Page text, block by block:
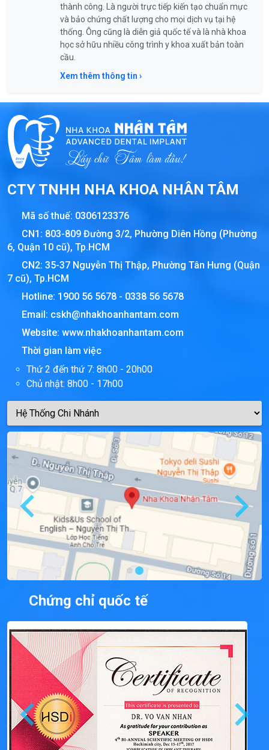
thành công. Là người trực tiếp kiến tạo chuẩn mực
và bảo chứng chất lượng cho mọi dịch vụ tại hệ
thống. Ông cũng là diễn giả quốc tế và là nhà khoa
học sở hữu nhiều công trình y khoa xuất bản toàn
cầu.
Xem thêm thông tin ›
CTY TNHH NHA KHOA NHÂN TÂM
Mã số thuế: 0306123376
CN1: 803-809 Đường 3/2, Phường Diên Hồng (Phường
6, Quận 10 cũ), Tp.HCM
CN2: 35-37 Nguyễn Thị Thập, Phường Tân Hưng (Quận
7 cũ), Tp.HCM
Hotline: 1900 56 5678 - 0338 56 5678
Email: cskh@nhakhoanhantam.com
Website: www.nhakhoanhantam.com
Thời gian làm việc
Thứ 2 đến thứ 7: 8h00 - 20h00
Chủ nhật: 8h00 - 17h00
Chứng chỉ quốc tế